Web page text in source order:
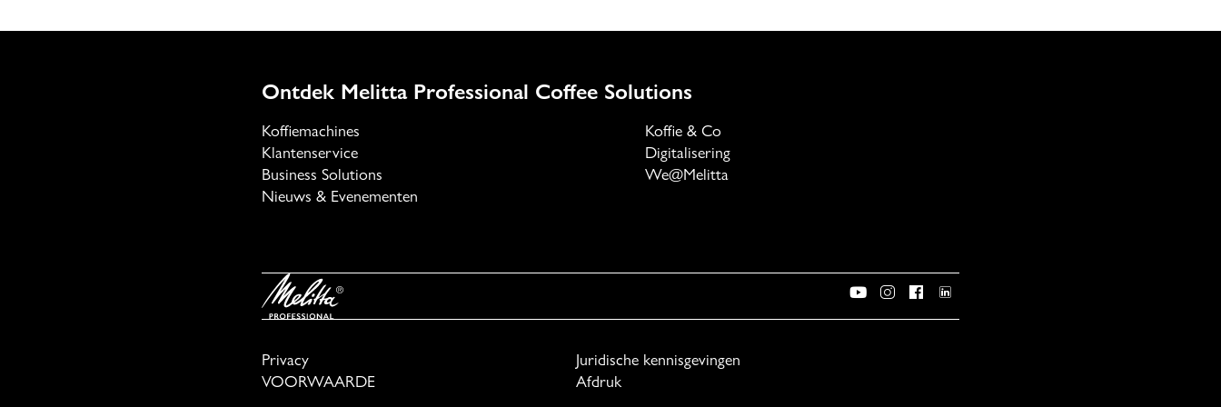
Ontdek Melitta Professional Coffee Solutions
Koffiemachines
Koffie & Co
Klantenservice
Digitalisering
Business Solutions
We@Melitta
Nieuws & Evenementen
Privacy
Juridische kennisgevingen
VOORWAARDE
Afdruk